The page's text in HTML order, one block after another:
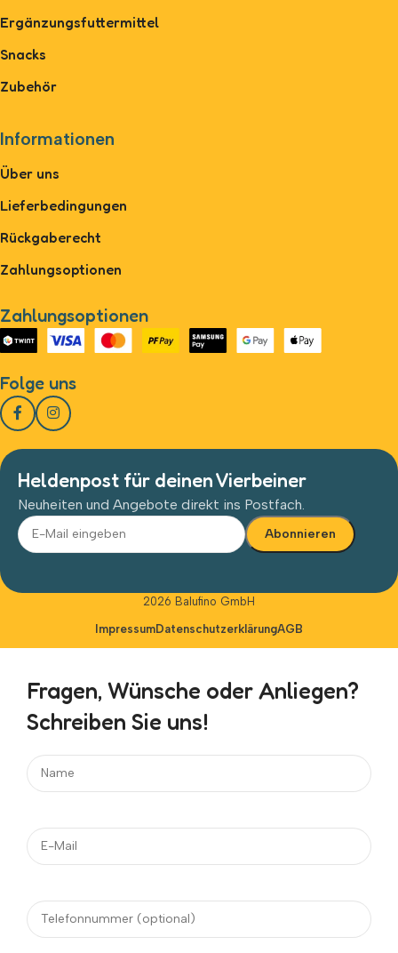
Ergänzungsfuttermittel
Snacks
Zubehör
Informationen
Über uns
Lieferbedingungen
Rückgaberecht
Zahlungsoptionen
Zahlungsoptionen
Folge uns
Heldenpost für deinen Vierbeiner
Neuheiten und Angebote direkt ins Postfach.
2026 Balufino GmbH
ImpressumDatenschutzerklärungAGB
Fragen, Wünsche oder Anliegen?
Schreiben Sie uns!